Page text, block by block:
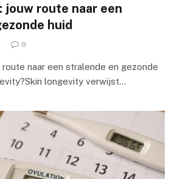
jouw route naar een
huid
0
naar een stralende en gezonde
longevity verwijst…